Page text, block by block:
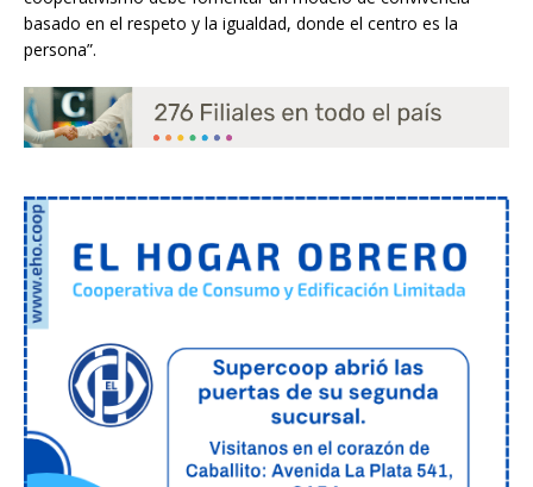
basado en el respeto y la igualdad, donde el centro es la
persona”.